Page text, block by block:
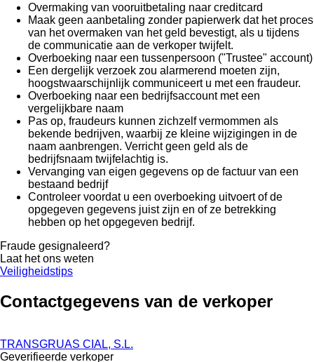
Overmaking van vooruitbetaling naar creditcard
Maak geen aanbetaling zonder papierwerk dat het proces
van het overmaken van het geld bevestigt, als u tijdens
de communicatie aan de verkoper twijfelt.
Overboeking naar een tussenpersoon ("Trustee" account)
Een dergelijk verzoek zou alarmerend moeten zijn,
hoogstwaarschijnlijk communiceert u met een fraudeur.
Overboeking naar een bedrijfsaccount met een
vergelijkbare naam
Pas op, fraudeurs kunnen zichzelf vermommen als
bekende bedrijven, waarbij ze kleine wijzigingen in de
naam aanbrengen. Verricht geen geld als de
bedrijfsnaam twijfelachtig is.
Vervanging van eigen gegevens op de factuur van een
bestaand bedrijf
Controleer voordat u een overboeking uitvoert of de
opgegeven gegevens juist zijn en of ze betrekking
hebben op het opgegeven bedrijf.
Fraude gesignaleerd?
Laat het ons weten
Veiligheidstips
Contactgegevens van de verkoper
TRANSGRUAS CIAL, S.L.
Geverifieerde verkoper